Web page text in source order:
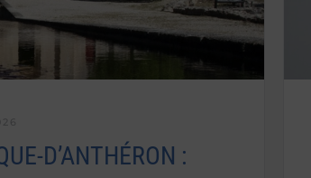
D’ANTHÉRON :